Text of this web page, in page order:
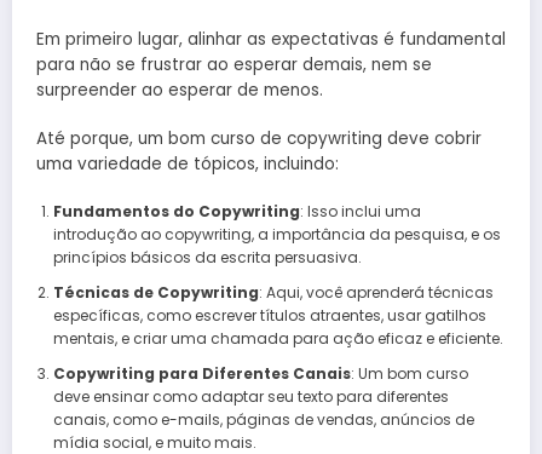
Em primeiro lugar, alinhar as expectativas é fundamental
para não se frustrar ao esperar demais, nem se
surpreender ao esperar de menos.
Até porque, um bom curso de copywriting deve cobrir
uma variedade de tópicos, incluindo:
Fundamentos do Copywriting: Isso inclui uma
introdução ao copywriting, a importância da pesquisa, e os
princípios básicos da escrita persuasiva.
Técnicas de Copywriting: Aqui, você aprenderá técnicas
específicas, como escrever títulos atraentes, usar gatilhos
mentais, e criar uma chamada para ação eficaz e eficiente.
Copywriting para Diferentes Canais: Um bom curso
deve ensinar como adaptar seu texto para diferentes
canais, como e-mails, páginas de vendas, anúncios de
mídia social, e muito mais.